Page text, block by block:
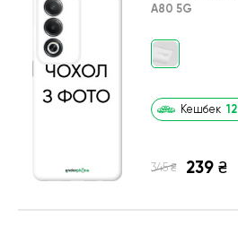
A80 5G
Кешбек 12
345 ₴ 239 ₴